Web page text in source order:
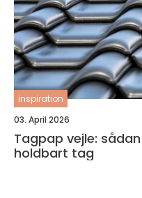
inspiration
03. April 2026
Tagpap vejle:
holdbart tag